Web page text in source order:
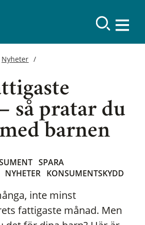
Nyheter
så pratar du
barnen
SPARA
NYHETER KONSUMENTSKYDD
inte minst
fattigaste månad. Men